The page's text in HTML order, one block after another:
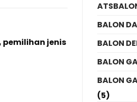
jenis
BALON
BALON
BALON
BALON
(5)